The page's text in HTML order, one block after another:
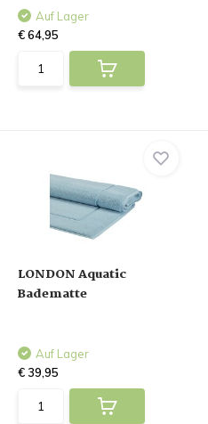
Auf Lager
€ 64,95
LONDON Aquatic
Badematte
Auf Lager
€ 39,95